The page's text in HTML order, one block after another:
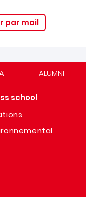
par mail
ALUMNI
school